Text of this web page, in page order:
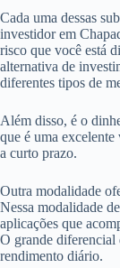
Cada uma dessas
investidor em
risco que você está
alternativa de
diferentes tipos de
Além disso, é o
que é uma excelente
a curto prazo.
Outra modalidade
Nessa modalidade
aplicações que
O grande diferencial
rendimento diário.